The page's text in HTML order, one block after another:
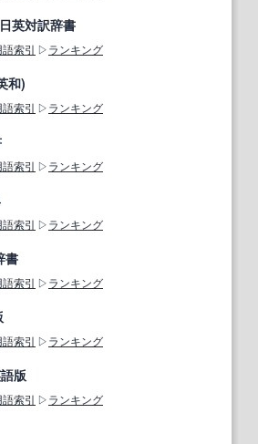
英対訳辞書
語索引 ランキング
和)
語索引 ランキング
語索引 ランキング
語索引 ランキング
書
語索引 ランキング
語索引 ランキング
版
語索引 ランキング